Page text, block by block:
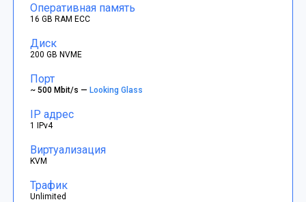
Оперативная память
16 GB RAM ECC
Диск
200 GB NVME
Порт
~ 500 Mbit/s —Looking Glass
IP адрес
1 IPv4
Виртуализация
KVM
Трафик
Unlimited